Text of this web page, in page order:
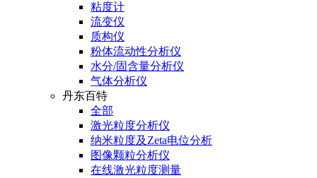
粘度计
流变仪
质构仪
粉体流动性分析仪
水分/固含量分析仪
气体分析仪
丹东百特
全部
激光粒度分析仪
纳米粒度及Zeta电位分析
图像颗粒分析仪
在线激光粒度测量